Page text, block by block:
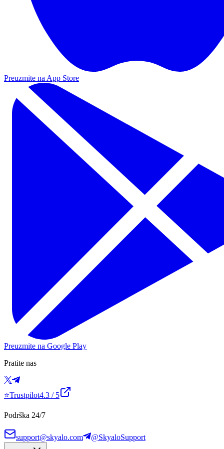
Preuzmite na App Store
Preuzmite na Google Play
Pratite nas
⭐Trustpilot4.3 / 5
Podrška 24/7
support@skyalo.com @SkyaloSupport